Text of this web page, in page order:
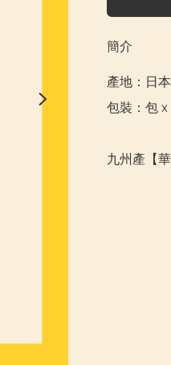
簡介
產地：日本
包裝：包
九州產【